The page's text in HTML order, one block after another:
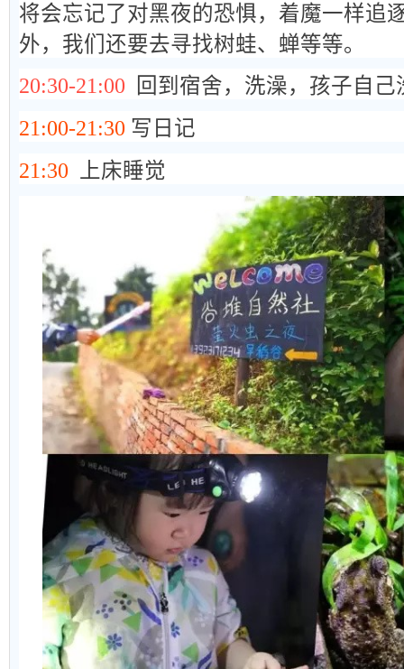
将会忘记了对黑夜的恐惧，着魔一样追
外，我们还要去寻找树蛙、蝉等等。
20:30-21:00
回到宿舍，洗澡，孩子自己
21:00-21:30 写日记
21:30 上床睡觉